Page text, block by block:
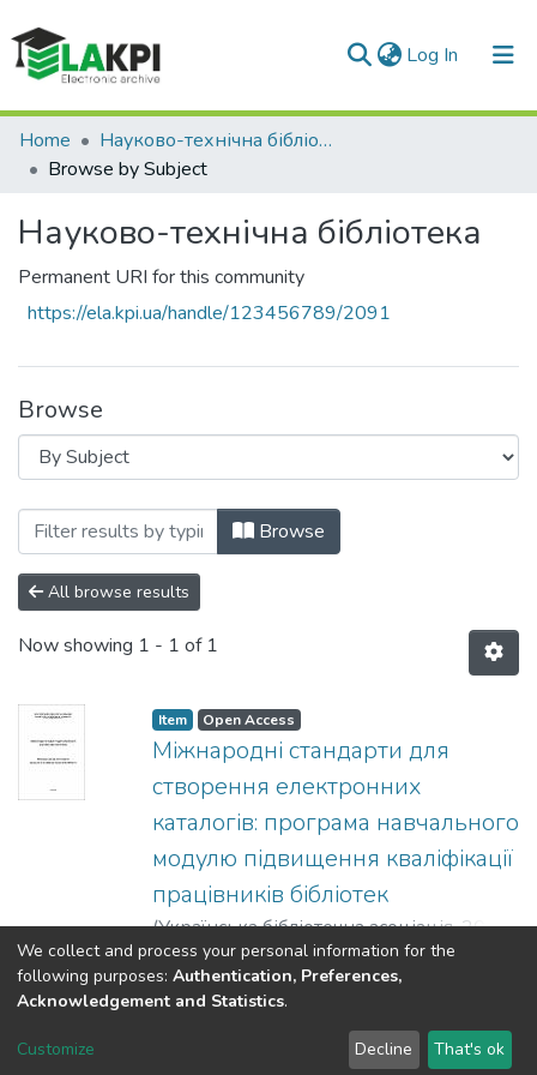
Log In (current)
Communities & Collections
All of DSpace
Home
Науково-технічна бібліотека
Browse by Subject
Науково-технічна бібліотека
Permanent URI for this community
https://ela.kpi.ua/handle/123456789/2091
Browse
Browsing Науково-технічна
Browse
All browse results
Now showing 1 - 1 of 1
Item Open Access
Міжнародні стандарти для
створення електронних
каталогів: програма навчального
модулю підвищення кваліфікації
працівників бібліотек
(Українська бібліотечна асоціація,2019)
Баньковська, Ірина Михайлівна;Бруй,
Оксана Миколаївна;Малецька,
Олександра Владиславівна
Maletska, Oleksandra
Show more
DSpace software copyright © 2002-2026 LYRASIS
Send Feedback
We collect and process your personal information for the
following purposes: Authentication, Preferences,
Acknowledgement and Statistics.
Customize Decline That's ok